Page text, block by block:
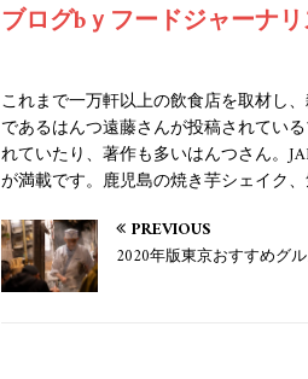
ブログbｙフードジャーナ
これまで一万軒以上の飲食店を取材し
であるはんつ遠藤さんが投稿されてい
れていたり、著作も多いはんつさん。
が満載です。鹿児島の焼き芋シェイク、
PREVIOUS
2020年版東京おすすめグ